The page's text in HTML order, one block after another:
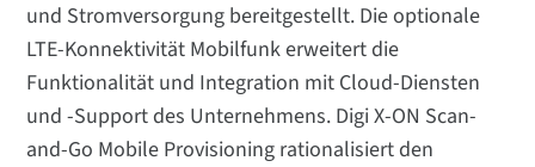
und Stromversorgung bereitgestellt. Die optionale
LTE-Konnektivität Mobilfunk erweitert die
Funktionalität und Integration mit Cloud-Diensten
und -Support des Unternehmens. Digi X-ON Scan-
and-Go Mobile Provisioning rationalisiert den